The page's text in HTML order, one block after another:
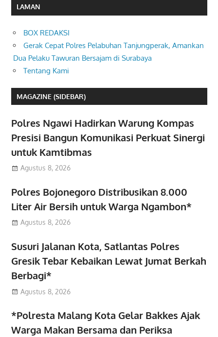
LAMAN
BOX REDAKSI
Gerak Cepat Polres Pelabuhan Tanjungperak, Amankan
Dua Pelaku Tawuran Bersajam di Surabaya
Tentang Kami
MAGAZINE (SIDEBAR)
Polres Ngawi Hadirkan Warung Kompas
Presisi Bangun Komunikasi Perkuat Sinergi
untuk Kamtibmas
Agustus 8, 2026
Polres Bojonegoro Distribusikan 8.000
Liter Air Bersih untuk Warga Ngambon*
Agustus 8, 2026
Susuri Jalanan Kota, Satlantas Polres
Gresik Tebar Kebaikan Lewat Jumat Berkah
Berbagi*
Agustus 8, 2026
*Polresta Malang Kota Gelar Bakkes Ajak
Warga Makan Bersama dan Periksa